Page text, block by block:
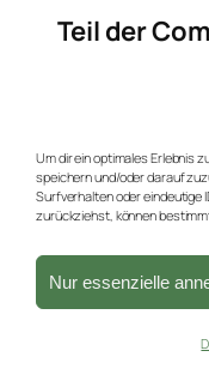
Um dir ein optimales Erlebnis
speichern und/oder darauf
Surfverhalten oder eindeutige
zurückziehst, können
Nur essenzielle
Teil der
Erfahren Sie
Facebook Instagram Bluesky